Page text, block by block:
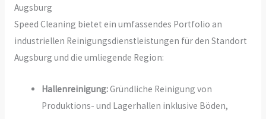
Augsburg
Speed Cleaning bietet ein umfassendes Portfolio an
industriellen Reinigungsdienstleistungen für den Standort
Augsburg und die umliegende Region:
Hallenreinigung:Gründliche Reinigung von
Produktions- und Lagerhallen inklusive Böden,